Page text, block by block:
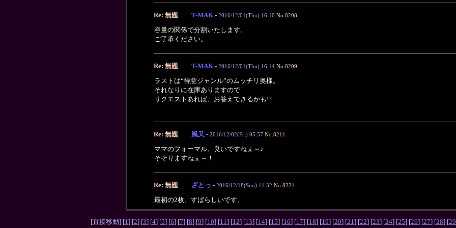
Re: 無題 T-MAK - 2016/12/01(Thu) 16:10 No.8208
容量の関係で分割いたします。
ご了承ください。
Re: 無題 T-MAK - 2016/12/01(Thu) 16:14 No.8209
ラストは“得意ジャンル”のムッチリ奥様。
それなりに在庫ありますので
リクエストあれば、お答えできるかも!?
Re: 無題 風又 - 2016/12/02(Fri) 05:57 No.8211
ママのフォーマル。良いですねぇ～♪
そそりますねぇ～！
Re: 無題 ざとっ - 2016/12/18(Sun) 11:32 No.8221
最初の2枚、すばらしいです。
[直接移動] [1] [2] [3] [4] [5] [6] [7] [8] [9] [10] [11] [12] [13] [14] [15] [16] [17] [18] [19] [20] [21] [22] [23] [24] [25] [26] [27] [28] [29